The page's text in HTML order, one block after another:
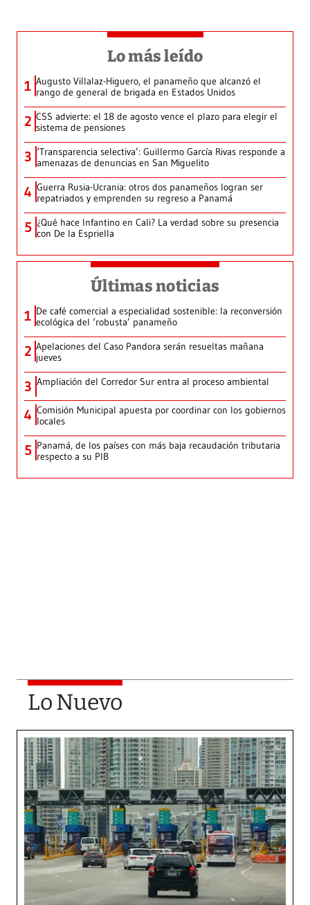
Lo más leído
1 Augusto Villalaz-Higuero, el panameño que alcanzó el
rango de general de brigada en Estados Unidos
2 CSS advierte: el 18 de agosto vence el plazo para elegir el
sistema de pensiones
3 ‘Transparencia selectiva’: Guillermo García Rivas responde a
amenazas de denuncias en San Miguelito
4 Guerra Rusia-Ucrania: otros dos panameños logran ser
repatriados y emprenden su regreso a Panamá
5 ¿Qué hace Infantino en Cali? La verdad sobre su presencia
con De la Espriella
Últimas noticias
1 De café comercial a especialidad sostenible: la reconversión
ecológica del ‘robusta’ panameño
2 Apelaciones del Caso Pandora serán resueltas mañana
jueves
3 Ampliación del Corredor Sur entra al proceso ambiental
4 Comisión Municipal apuesta por coordinar con los gobiernos
locales
5 Panamá, de los países con más baja recaudación tributaria
respecto a su PIB
Lo Nuevo